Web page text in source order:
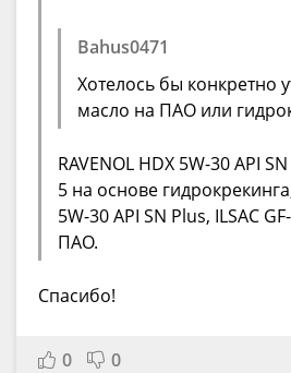
Bahus0471
Хотелось бы конкретно
масло на ПАО или
RAVENOL HDX 5W-30 API
5 на основе
5W-30 API SN Plus, ILSAC
ПАО.
Спасибо!
0 0